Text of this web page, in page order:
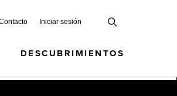
Iniciar sesión
DESCUBRIMIENTOS